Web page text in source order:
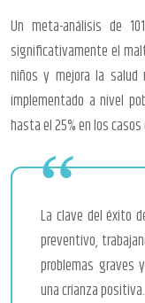
Un meta-análisis de
significativamente el
niños y mejora la salud
implementado a nivel
hasta el 25% en los
La clave del éxito
preventivo,
problemas graves
una crianza positiva.